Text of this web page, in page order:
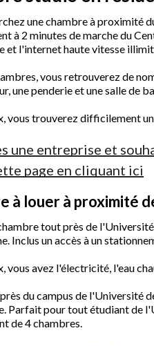
une chambre à proximité
à 2 minutes de marche du
et l'internet haute vitesse
vous retrouverez de
une penderie et une salle de
vous trouverez difficilement
une entreprise et
page en cliquant ici
à louer à proximité
tout près de
Inclus un accès à un
vous avez l'électricité, l'eau
du campus de l'Université
Parfait pour tout étudiant de
de 4 chambres.